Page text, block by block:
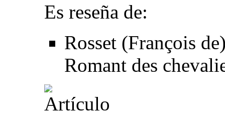
Es reseña de:
Rosset (François
Romant des